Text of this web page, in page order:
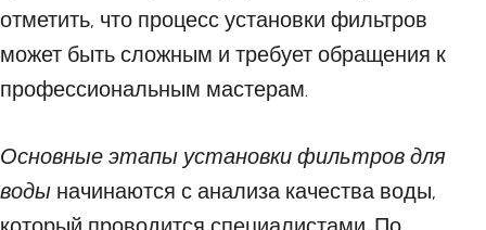
отметить, что процесс установки фильтров
может быть сложным и требует обращения к
профессиональным мастерам.
Основные этапы установки фильтров для
воды начинаются с анализа качества воды,